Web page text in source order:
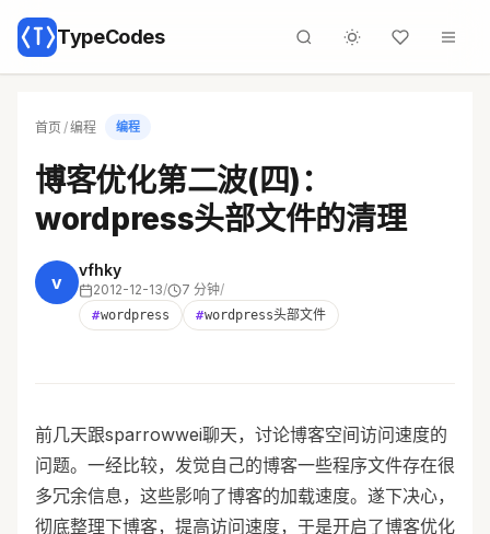
TypeCodes
首页 /编程 编程
博客优化第二波(四)：
wordpress头部文件的清理
v
vfhky
2012-12-13/ 7 分钟/
#wordpress #wordpress头部文件
前几天跟sparrowwei聊天，讨论博客空间访问速度的
问题。一经比较，发觉自己的博客一些程序文件存在很
多冗余信息，这些影响了博客的加载速度。遂下决心，
彻底整理下博客，提高访问速度，于是开启了博客优化